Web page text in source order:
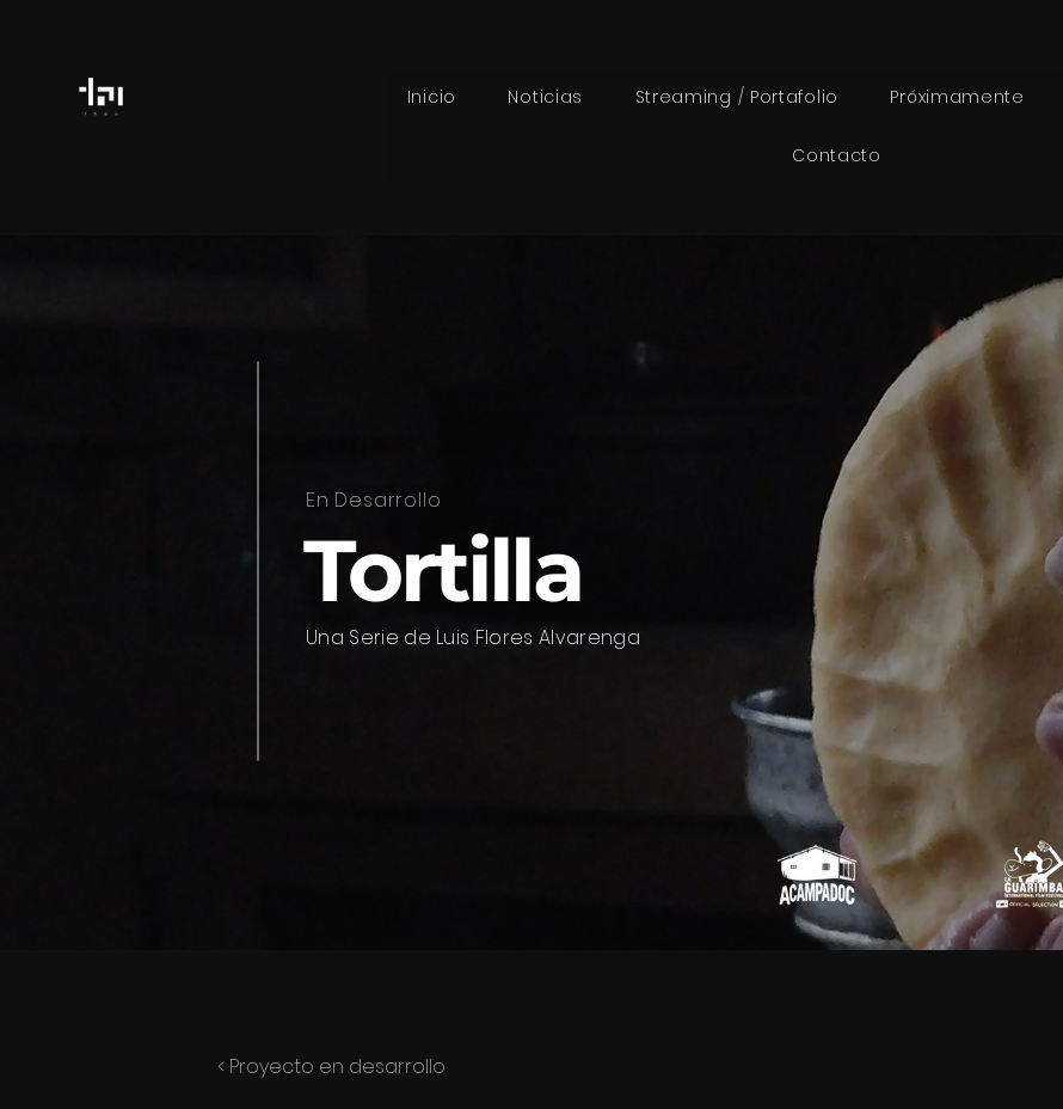
Inicio Noticias Streaming / Portafolio Próximamente
Contacto
En Desarrollo
Tortilla
Una Serie de Luis Flores Alvarenga
< Proyecto en desarrollo